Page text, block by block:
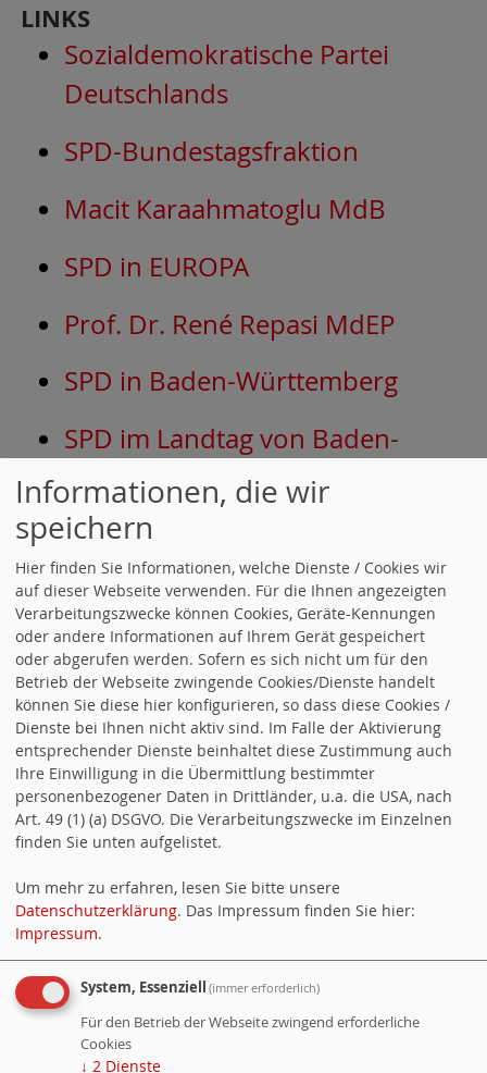
LINKS
Sozialdemokratische Partei
Deutschlands
SPD-Bundestagsfraktion
Macit Karaahmatoglu MdB
SPD in EUROPA
Prof. Dr. René Repasi MdEP
SPD in Baden-Württemberg
SPD im Landtag von Baden-
Württemberg
SPD im Kreis Ludwigsburg
Arbeitsgemeinschaft für
Arbeitnehmerfragen (AfA) | (SPD)
Arbeitsgemeinschaft
Sozialdemokratischer Frauen
(ASF) | (SPD)
Arbeitsgemeinschaft SPD 60 plus
Jusos in der SPD
SGK Baden-Württemberg
VORWÄRTS
Informationen, die wir
speichern
Hier finden Sie Informationen, welche Dienste / Cookies wir
auf dieser Webseite verwenden. Für die Ihnen angezeigten
Verarbeitungszwecke können Cookies, Geräte-Kennungen
oder andere Informationen auf Ihrem Gerät gespeichert
oder abgerufen werden. Sofern es sich nicht um für den
Betrieb der Webseite zwingende Cookies/Dienste handelt
können Sie diese hier konfigurieren, so dass diese Cookies /
Dienste bei Ihnen nicht aktiv sind. Im Falle der Aktivierung
entsprechender Dienste beinhaltet diese Zustimmung auch
Ihre Einwilligung in die Übermittlung bestimmter
personenbezogener Daten in Drittländer, u.a. die USA, nach
Art. 49 (1) (a) DSGVO. Die Verarbeitungszwecke im Einzelnen
finden Sie unten aufgelistet.
Um mehr zu erfahren, lesen Sie bitte unsere
Datenschutzerklärung. Das Impressum finden Sie hier:
Impressum.
System, Essenziell (immer erforderlich)
Für den Betrieb der Webseite zwingend erforderliche
Cookies
↓ 2 Dienste